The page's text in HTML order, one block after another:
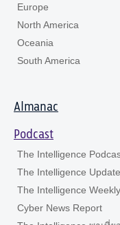
Europe
North America
Oceania
South America
Almanac
Podcast
The Intelligence
The Intelligence Update
The Intelligence
Cyber News Report